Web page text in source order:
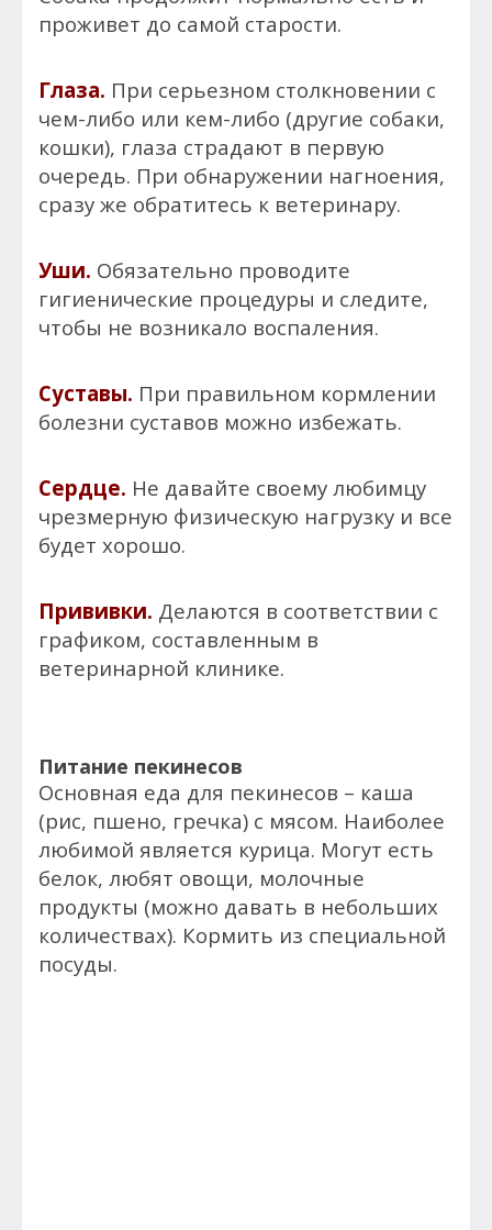
проживет до самой старости.
Глаза. При серьезном столкновении с
чем-либо или кем-либо (другие собаки,
кошки), глаза страдают в первую
очередь. При обнаружении нагноения,
сразу же обратитесь к ветеринару.
Уши. Обязательно проводите
гигиенические процедуры и следите,
чтобы не возникало воспаления.
Суставы. При правильном кормлении
болезни суставов можно избежать.
Сердце. Не давайте своему любимцу
чрезмерную физическую нагрузку и все
будет хорошо.
Прививки. Делаются в соответствии с
графиком, составленным в
ветеринарной клинике.
Питание пекинесов
Основная еда для пекинесов – каша
(рис, пшено, гречка) с мясом. Наиболее
любимой является курица. Могут есть
белок, любят овощи, молочные
продукты (можно давать в небольших
количествах). Кормить из специальной
посуды.